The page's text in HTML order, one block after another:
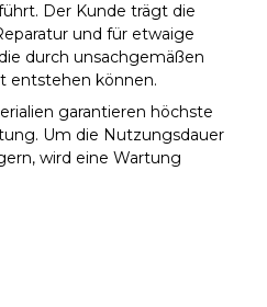
Der Kunde trägt die
und für etwaige
durch unsachgemäßen
entstehen können.
garantieren höchste
Um die Nutzungsdauer
wird eine Wartung